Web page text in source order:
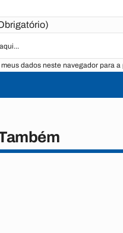
dados neste navegador para